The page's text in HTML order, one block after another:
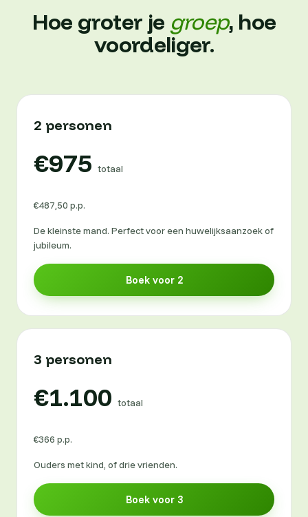
Hoe groter je groep, hoe
voordeliger.
2 personen
€975 totaal
€487,50 p.p.
De kleinste mand. Perfect voor een huwelijks­aanzoek of
jubileum.
Boek voor 2
3 personen
€1.100 totaal
€366 p.p.
Ouders met kind, of drie vrienden.
Boek voor 3